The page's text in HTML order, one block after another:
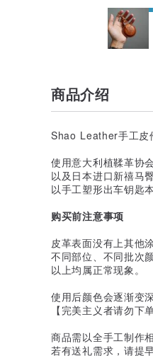
商品介绍
Shao Leather手工皮
使用意大利植鞣革协
以及日本进口新禧马
以手工塑形出车钥匙
购买前注意事项
皮革表面没有上其他
不同部位、不同批次
以上均属正常现象。
使用后颜色会逐渐变
【完美主义者请勿下单
商品需以全手工制作
若有送礼需求，请提